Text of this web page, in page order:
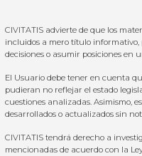
CIVITATIS advierte de que los
incluidos a mero título
decisiones o asumir posiciones en
El Usuario debe tener en cuenta
pudieran no reflejar el estado
cuestiones analizadas. Asimismo,
desarrollados o actualizados sin
CIVITATIS tendrá derecho a
mencionadas de acuerdo con la